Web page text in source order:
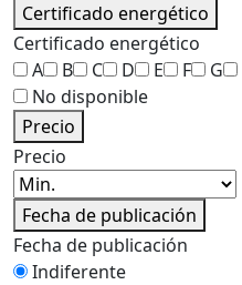
Certificado energético
Certificado energético
A
B C D E F G
No disponible
Precio
Precio
Fecha de publicación
Fecha de publicación
Indiferente